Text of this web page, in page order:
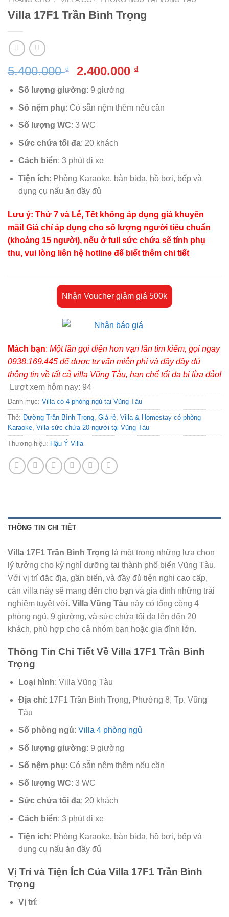
Villa 17F1 Trần Bình Trọng
5.400.000₫
Giá
là:
5.400.000 ₫.
2.400.000 ₫Giá
là:
Số lượng giường: 9 giường
Số nệm phụ: Có sẵn nệm thêm nếu cần
Số lượng WC: 3 WC
Sức chứa tối đa: 20 khách
Cách biển: 3 phút đi xe
Tiện ích: Phòng Karaoke, bàn bida, hồ bơi, bếp và
dụng cụ nấu ăn đầy đủ
Lưu ý: Thứ 7 và Lễ, Tết không áp dụng giá khuyến
mãi! Giá chỉ áp dụng cho số lượng người tiêu chuẩn
(khoảng 15 người), nếu ở full sức chứa sẽ tính phụ
thu, vui lòng liên hệ hotline để biết thêm chi tiết
Nhận Voucher giảm giá 500k
Mách bạn: Một lần gọi điện hơn vạn lần tìm kiếm, gọi ngay
0938.169.445 để được tư vấn miễn phí và đầy đầy đủ
thông tin về tất cả villa Vũng Tàu, hạn chế tối đa bị lừa đảo!
Lượt xem hôm nay: 94
Danh mục: Villa có 4 phòng ngủ tại Vũng Tàu
Thẻ: Đường Trần Bình Trọng Giá rẻ Villa & Homestay có phòng
Karaoke Villa sức chứa 20 người tại Vũng Tàu
Thương hiệu: Hậu Ý Villa
THÔNG TIN CHI TIẾT
Villa 17F1 Trần Bình Trọng là một trong những lựa chọn
lý tưởng cho kỳ nghỉ dưỡng tại thành phố biển Vũng Tàu.
Với vị trí đắc địa, gần biển, và đầy đủ tiện nghi cao cấp,
căn villa này sẽ mang đến cho bạn và gia đình những trải
nghiệm tuyệt vời. Villa Vũng Tàu này có tổng cộng 4
phòng ngủ, 9 giường, và sức chứa tối đa lên đến 20
khách, phù hợp cho cả nhóm bạn hoặc gia đình lớn.
Thông Tin Chi Tiết Về Villa 17F1 Trần Bình
Trọng
Loại hình: Villa Vũng Tàu
Địa chỉ: 17F1 Trần Bình Trọng, Phường 8, Tp. Vũng
Tàu
Số phòng ngủ: Villa 4 phòng ngủ
Số lượng giường: 9 giường
Số nệm phụ: Có sẵn nệm thêm nếu cần
Số lượng WC: 3 WC
Sức chứa tối đa: 20 khách
Cách biển: 3 phút đi xe
Tiện ích: Phòng Karaoke, bàn bida, hồ bơi, bếp và
dụng cụ nấu ăn đầy đủ
Vị Trí và Tiện Ích Của Villa 17F1 Trần Bình
Trọng
Vị trí: